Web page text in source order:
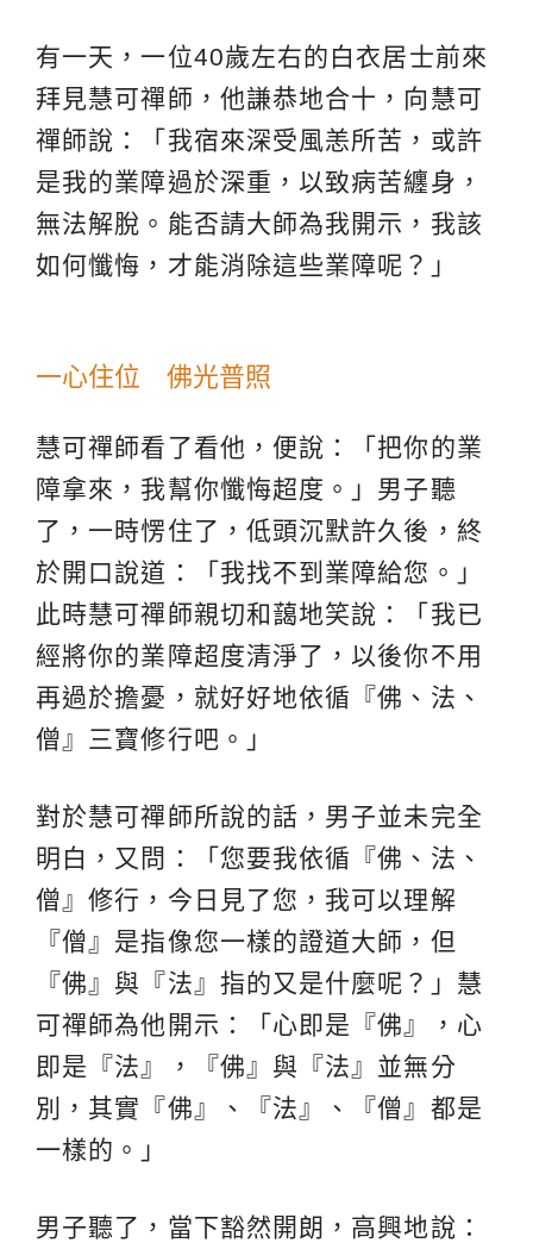
有一天，一位40歲左右的白衣居士前來
拜見慧可禪師，他謙恭地合十，向慧可
禪師說：「我宿來深受風恙所苦，或許
是我的業障過於深重，以致病苦纏身，
無法解脫。能否請大師為我開示，我該
如何懺悔，才能消除這些業障呢？」
一心住位 佛光普照
慧可禪師看了看他，便說：「把你的業
障拿來，我幫你懺悔超度。」男子聽
了，一時愣住了，低頭沉默許久後，終
於開口說道：「我找不到業障給您。」
此時慧可禪師親切和藹地笑說：「我已
經將你的業障超度清淨了，以後你不用
再過於擔憂，就好好地依循『佛、法、
僧』三寶修行吧。」
對於慧可禪師所說的話，男子並未完全
明白，又問：「您要我依循『佛、法、
僧』修行，今日見了您，我可以理解
『僧』是指像您一樣的證道大師，但
『佛』與『法』指的又是什麼呢？」慧
可禪師為他開示：「心即是『佛』，心
即是『法』，『佛』與『法』並無分
別，其實『佛』、『法』、『僧』都是
一樣的。」
男子聽了，當下豁然開朗，高興地說：